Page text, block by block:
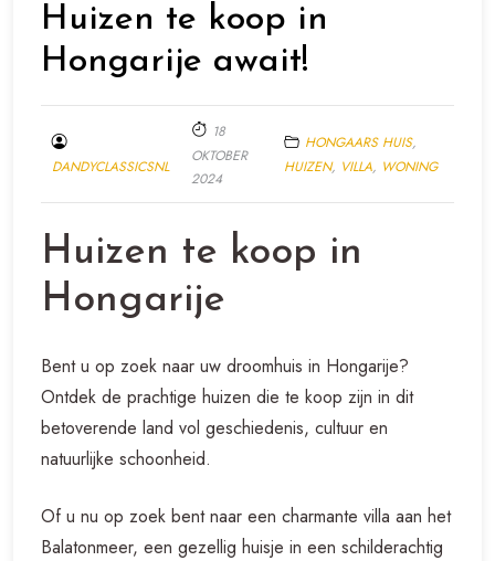
Huizen te koop in
Hongarije await!
DANDYCLASSICSNL
18
OKTOBER
2024
HONGAARS HUIS,
HUIZEN, VILLA, WONING
Huizen te koop in
Hongarije
Bent u op zoek naar uw droomhuis in Hongarije?
Ontdek de prachtige huizen die te koop zijn in dit
betoverende land vol geschiedenis, cultuur en
natuurlijke schoonheid.
Of u nu op zoek bent naar een charmante villa aan het
Balatonmeer, een gezellig huisje in een schilderachtig